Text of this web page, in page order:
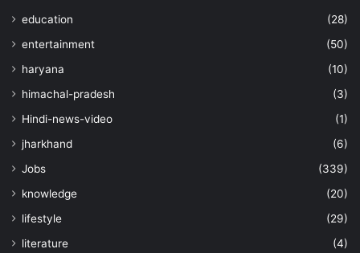
education
(28)
entertainment
(50)
haryana
(10)
himachal-pradesh
(3)
Hindi-news-video
(1)
jharkhand
(6)
Jobs
(339)
knowledge
(20)
lifestyle
(29)
literature
(4)